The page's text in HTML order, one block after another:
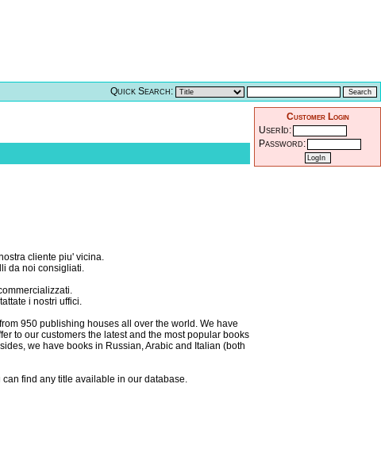
Quick Search:
cliente piu' vicina.
da noi consigliati.
i nostri uffici.
950 publishing houses all over the world. We have
to our customers the latest and the most popular books
we have books in Russian, Arabic and Italian (both
find any title available in our database.
Customer Login
UserId:
Password: